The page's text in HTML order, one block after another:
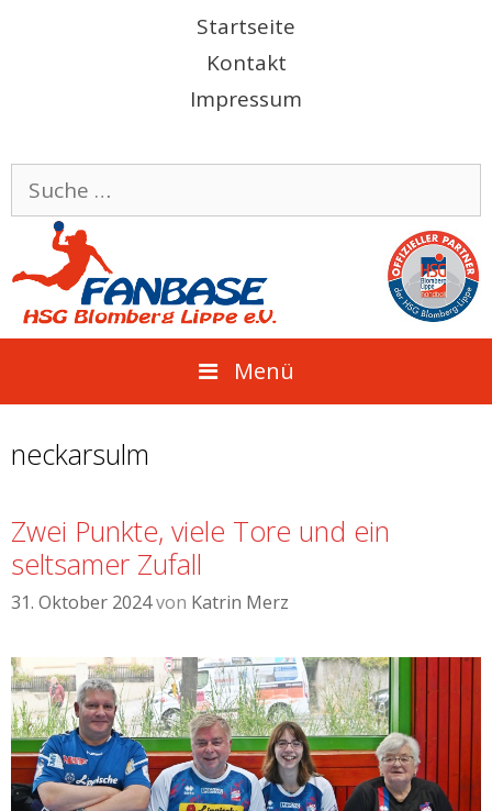
Startseite
Kontakt
Impressum
Suche
nach:
Menü
neckarsulm
Zwei Punkte, viele Tore und ein
seltsamer Zufall
31. Oktober 2024von Katrin Merz